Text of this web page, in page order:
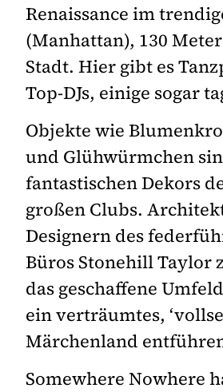
Renaissance im
(Manhattan), 130
Stadt. Hier gibt es
Top-DJs, einige sogar
Objekte wie
und Glühwürmchen
fantastischen Dekors
großen Clubs.
Designern des
Büros Stonehill Taylor
das geschaffene
ein verträumtes,
Märchenland
Somewhere Nowhere